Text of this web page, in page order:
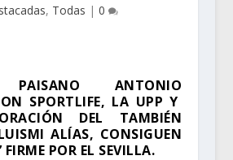
, Todas | 0
PAISANO ANTONIO
SPORTLIFE, LA UPP Y
DEL TAMBIÉN
ALÍAS, CONSIGUEN
FIRME POR EL SEVILLA.